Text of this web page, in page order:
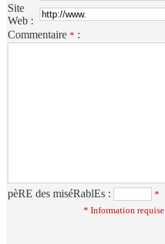
Site
Web :
Commentaire * :
pèRE des miséRablEs :
*
* Information requise.